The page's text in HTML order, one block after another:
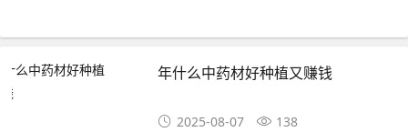
年什么中药材好种植又赚钱
2025-08-07 138